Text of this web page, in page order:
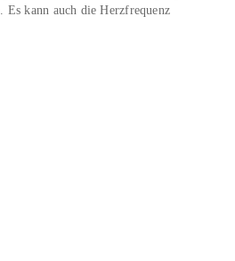
Es kann auch die Herzfrequenz